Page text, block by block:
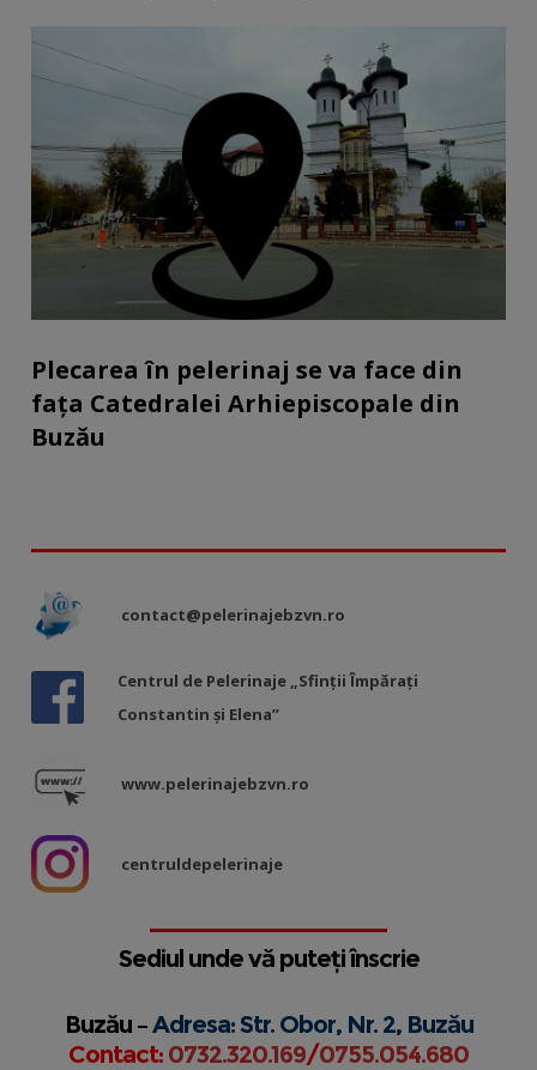
Plecarea în pelerinaj se va face din
fața Catedralei Arhiepiscopale din
Buzău
contact@pelerinajebzvn.ro
Centrul de Pelerinaje „Sfinții Împărați
Constantin și Elena”
www.pelerinajebzvn.ro
centruldepelerinaje
Sediul unde vă puteți înscrie
Buzău –Adresa: Str. Obor, Nr. 2, Buzău
Contact: 0732.320.169/0755.054.680